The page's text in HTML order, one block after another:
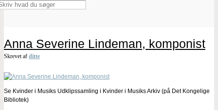
Anna Severine Lindeman, komponist
Skrevet af ditte
Se Kvinder i Musiks Udklipssamling i Kvinder i Musiks Arkiv (på Det Kongelige
Bibliotek)